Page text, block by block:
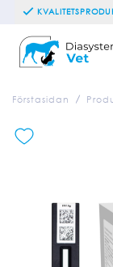
Förstasidan